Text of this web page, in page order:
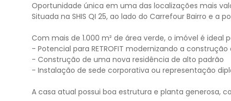
Oportunidade única em uma das localizações mais
Situada na SHIS QI 25, ao lado do Carrefour Bairro e
Com mais de 1.000 m² de área verde, o imóvel é ideal
- Potencial para RETROFIT modernizando a
- Construção de uma nova residência de alto padrão
- Instalação de sede corporativa ou representação
A casa atual possui boa estrutura e planta generosa,